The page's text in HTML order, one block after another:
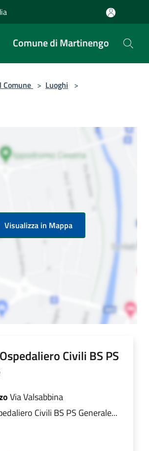
Comune di Martinengo
Comune > Luoghi >
Visualizza in Mappa
Civili BS PS
Via Valsabbina
Civili BS PS Generale...